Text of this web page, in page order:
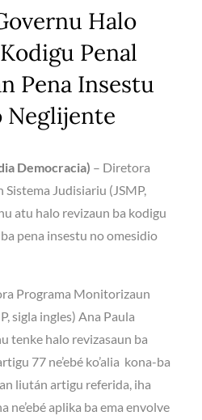
Halo
Penal
Pena Insestu
Neglijente
Democracia) – Diretora
Judisiariu (JSMP,
atu halo revizaun ba kodigu
pena insestu no omesidio
Programa Monitorizaun
sigla ingles) Ana Paula
tenke halo revizasaun ba
77 ne’ebé ko’alia kona-ba
liután artigu referida, iha
ne’ebé aplika ba ema envolve